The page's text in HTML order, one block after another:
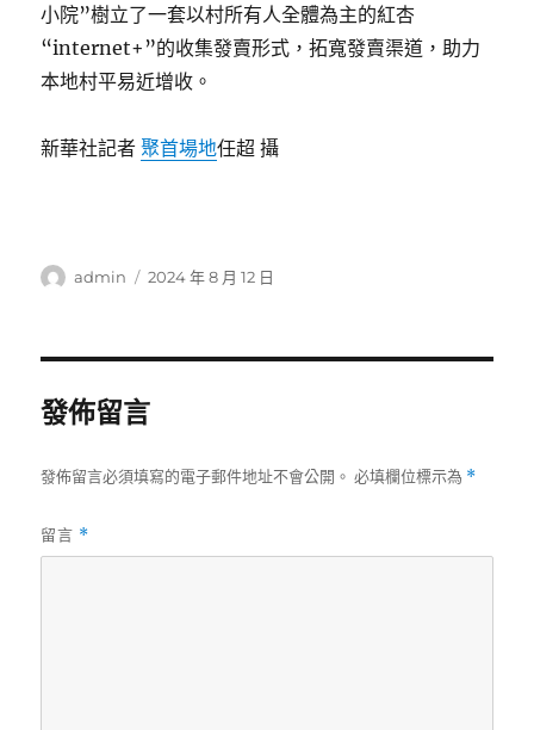
小院”樹立了一套以村所有人全體為主的紅杏
“internet+”的收集發賣形式，拓寬發賣渠道，助力
本地村平易近增收。
新華社記者聚首場地任超 攝
作
admin
發
2024 年 8 月 12 日
發佈留言
發佈留言必須填寫的電子郵件地址不會公開。 必填欄位標示為 *
留言 *